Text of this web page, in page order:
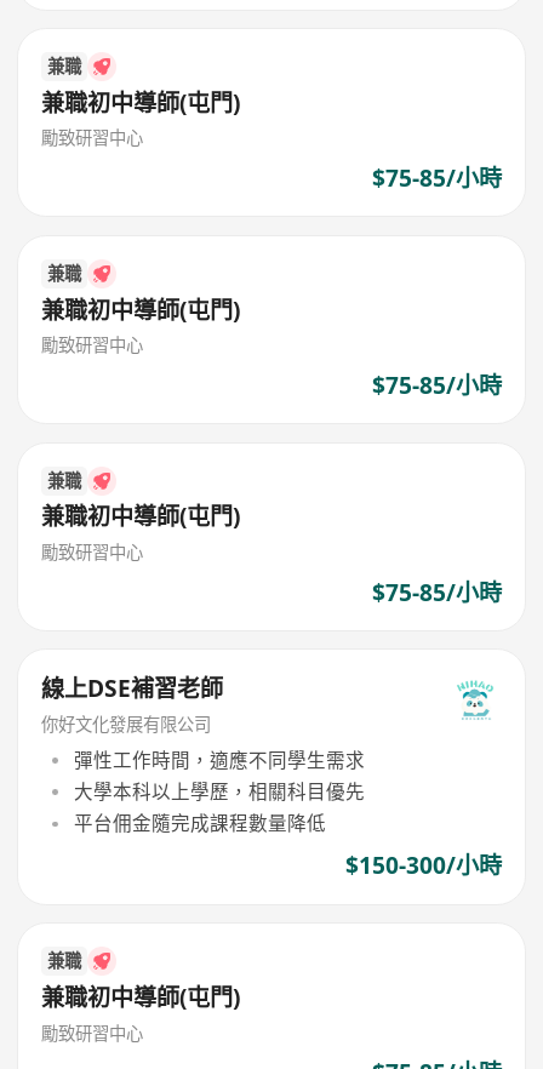
兼職
兼職初中導師(屯門)
勵致研習中心
$75-85/小時
兼職
兼職初中導師(屯門)
勵致研習中心
$75-85/小時
兼職
兼職初中導師(屯門)
勵致研習中心
$75-85/小時
線上DSE補習老師
你好文化發展有限公司
彈性工作時間，適應不同學生需求
大學本科以上學歷，相關科目優先
平台佣金隨完成課程數量降低
$150-300/小時
兼職
兼職初中導師(屯門)
勵致研習中心